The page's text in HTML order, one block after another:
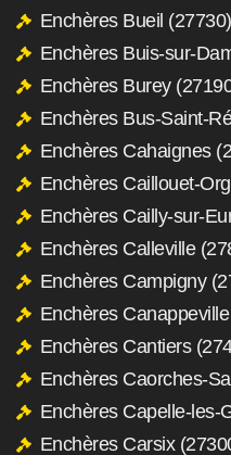
Enchères Bueil (27730)
Enchères Buis-sur-
Enchères Burey
Enchères Bus-Saint-
Enchères Cahaignes
Enchères Caillouet-
Enchères Cailly-sur-
Enchères Calleville
Enchères Campigny
Enchères
Enchères Cantiers
Enchères Caorches-
Enchères Capelle-les-
Enchères Carsix